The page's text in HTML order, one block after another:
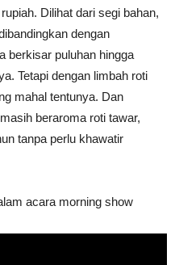
Dilihat dari segi bahan,
dengan
berkisar puluhan hingga
Tetapi dengan limbah roti
mahal tentunya. Dan
beraroma roti tawar,
tanpa perlu khawatir
acara morning show